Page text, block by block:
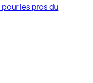
pour les pros du